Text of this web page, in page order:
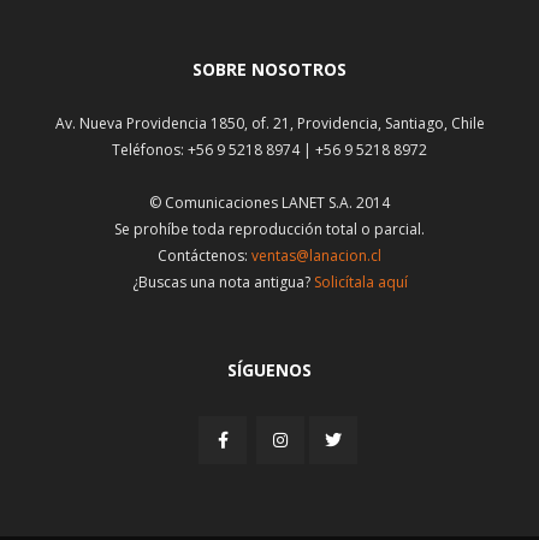
SOBRE NOSOTROS
Av. Nueva Providencia 1850, of. 21, Providencia, Santiago, Chile
Teléfonos: +56 9 5218 8974 | +56 9 5218 8972
© Comunicaciones LANET S.A. 2014
Se prohíbe toda reproducción total o parcial.
Contáctenos: ventas@lanacion.cl
¿Buscas una nota antigua? Solicítala aquí
SÍGUENOS